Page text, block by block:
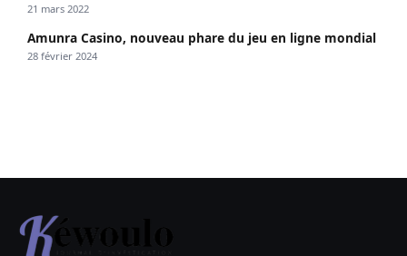
21 mars 2022
Amunra Casino, nouveau phare du jeu en ligne mondial
28 février 2024